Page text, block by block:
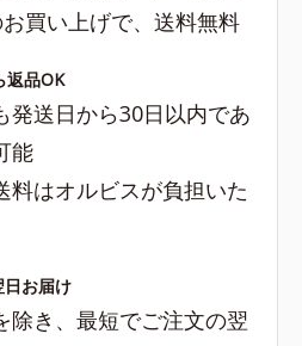
買い上げで、送料無料
返品OK
発送日から30日以内であ
能
はオルビスが負担いた
お届け
除き、最短でご注文の翌